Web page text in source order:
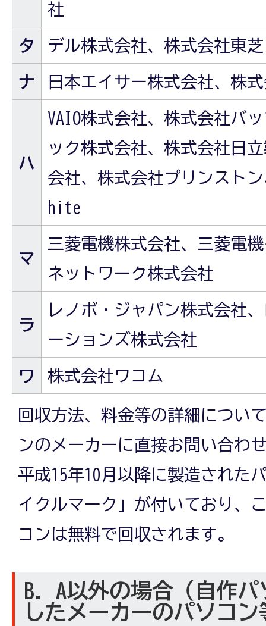
社
タ デル株式会社、株式会社東芝
ナ 日本エイサー株式会社、株式
ハ
VAIO株式会社、株式会社バ
ック株式会社、株式会社日
会社、株式会社プリンスト
hite
マ
三菱電機株式会社、三菱電
ネットワーク株式会社
ラ
レノボ・ジャパン株式会社
ーションズ株式会社
ワ 株式会社ワコム
回収方法、料金等の詳細につい
ンのメーカーに直接お問い合わ
平成15年10月以降に製造された
イクルマーク」が付いており、
コンは無料で回収されます。
B．A以外の場合（自作
したメーカーのパソコン